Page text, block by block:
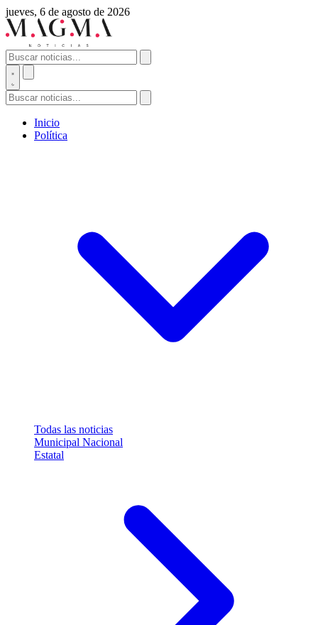
jueves, 6 de agosto de 2026
Inicio
Política
Todas las noticias
Municipal Nacional
Estatal